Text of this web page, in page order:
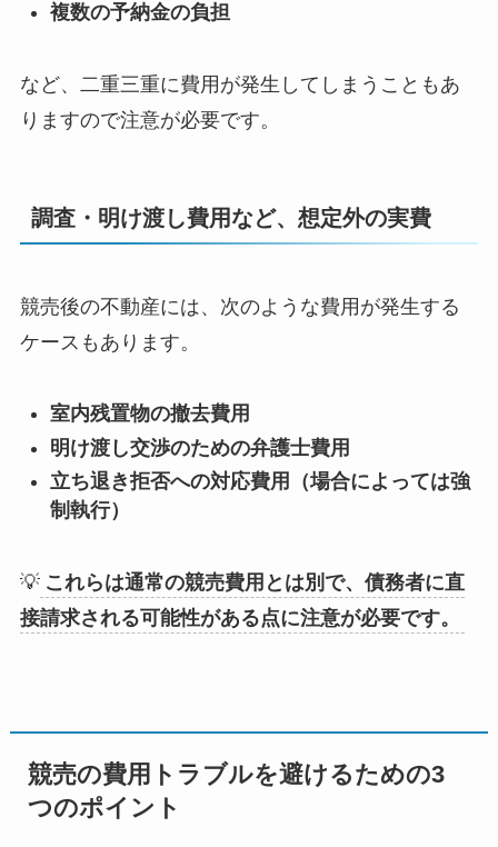
複数の予納金の負担
など、二重三重に費用が発生してしまうこともあ
りますので注意が必要です。
調査・明け渡し費用など、想定外の実費
競売後の不動産には、次のような費用が発生する
ケースもあります。
室内残置物の撤去費用
明け渡し交渉のための弁護士費用
立ち退き拒否への対応費用（場合によっては強
制執行）
💡 これらは通常の競売費用とは別で、債務者に直
接請求される可能性がある点に注意が必要です。
競売の費用トラブルを避けるための3
つのポイント